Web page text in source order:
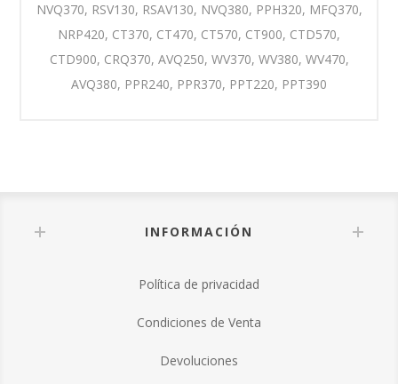
NVQ370, RSV130, RSAV130, NVQ380, PPH320, MFQ370,
NRP420, CT370, CT470, CT570, CT900, CTD570,
CTD900, CRQ370, AVQ250, WV370, WV380, WV470,
AVQ380, PPR240, PPR370, PPT220, PPT390
INFORMACIÓN
Política de privacidad
Condiciones de Venta
Devoluciones